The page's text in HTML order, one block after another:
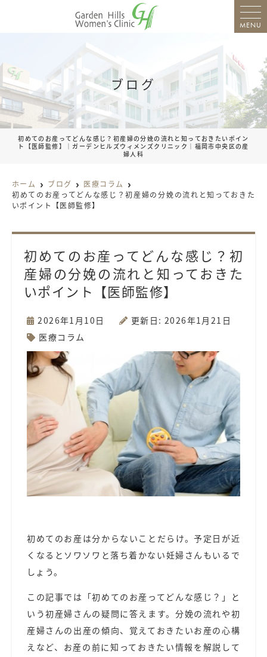
MENU
ブログ
初めてのお産ってどんな感じ？初産婦の分娩の流れと知っておきたいポイン
ト【医師監修】｜ガーデンヒルズウィメンズクリニック｜福岡市中央区の産
婦人科
ホーム ブログ
医療コラム
初めてのお産ってどんな感じ？初産婦の分娩の流れと知っておきた
いポイント【医師監修】
初めてのお産ってどんな感じ？初
産婦の分娩の流れと知っておきた
いポイント【医師監修】
2026年1月10日
更新日: 2026年1月21日
医療コラム
初めてのお産は分からないことだらけ。予定日が近
くなるとソワソワと落ち着かない妊婦さんもいるで
しょう。
この記事では「初めてのお産ってどんな感じ？」と
いう初産婦さんの疑問に答えます。分娩の流れや初
産婦さんの出産の傾向、覚えておきたいお産の心構
えなど、お産の前に知っておきたい情報を解説して